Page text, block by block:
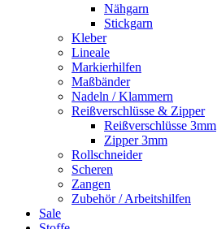
Nähgarn
Stickgarn
Kleber
Lineale
Markierhilfen
Maßbänder
Nadeln / Klammern
Reißverschlüsse & Zipper
Reißverschlüsse 3mm
Zipper 3mm
Rollschneider
Scheren
Zangen
Zubehör / Arbeitshilfen
Sale